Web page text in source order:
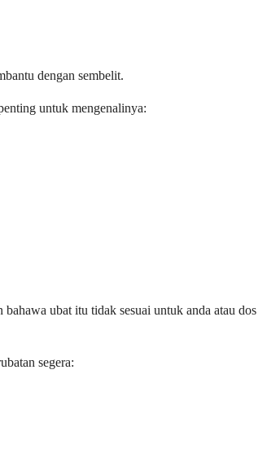
dengan sembelit.
untuk mengenalinya:
ubat itu tidak sesuai untuk anda atau dos
segera: